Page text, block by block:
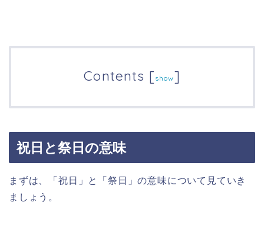
Contents [show]
祝日と祭日の意味
まずは、「祝日」と「祭日」の意味について見ていき
ましょう。